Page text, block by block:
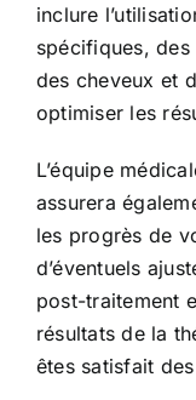
inclure
spécifiques,
des cheveux et
optimiser les
L’équipe
assurera
les progrès de
d’éventuels
post-traitement
résultats de la
êtes satisfait